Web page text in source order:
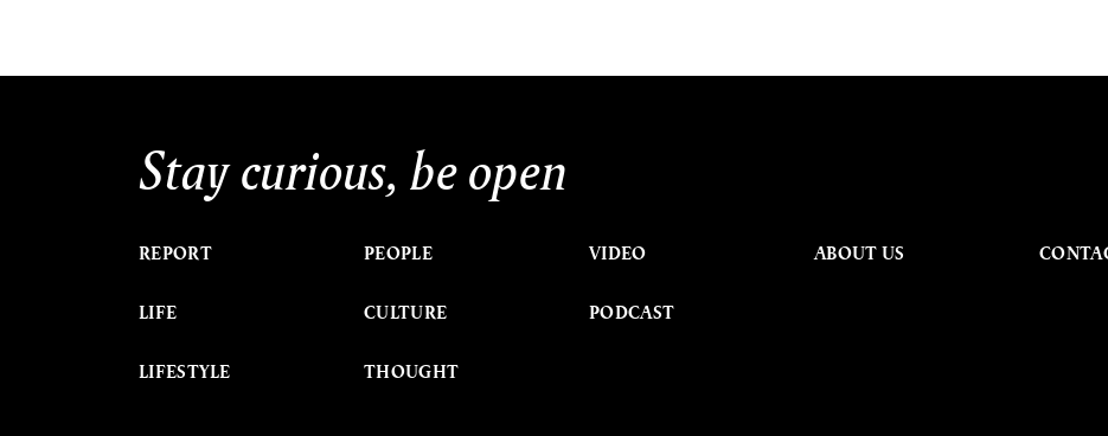
Stay curious, be open
REPORT
LIFE
LIFESTYLE
PEOPLE
CULTURE
THOUGHT
VIDEO
PODCAST
ABOUT US